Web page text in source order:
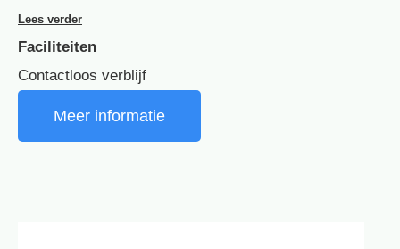
Lees verder
Faciliteiten
Contactloos verblijf
Meer informatie